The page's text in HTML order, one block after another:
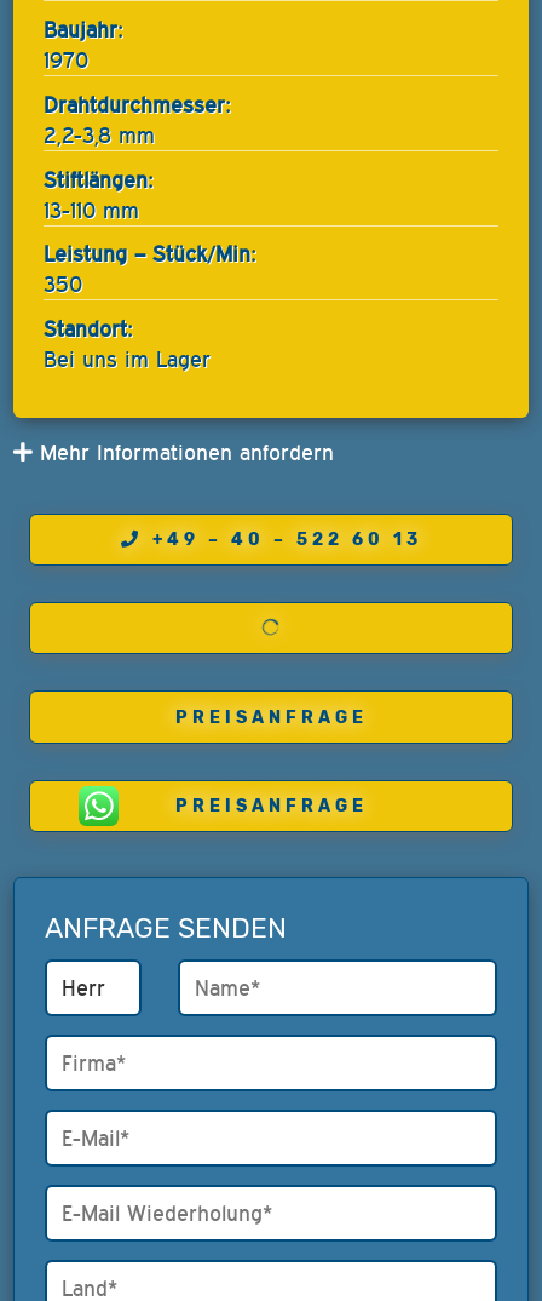
Baujahr:
1970
Drahtdurchmesser:
2,2-3,8 mm
Stiftlängen:
13-110 mm
Leistung – Stück/Min:
350
Standort:
Bei uns im Lager
Mehr Informationen anfordern
+49 – 40 – 522 60 13
PREISANFRAGE
PREISANFRAGE
ANFRAGE SENDEN